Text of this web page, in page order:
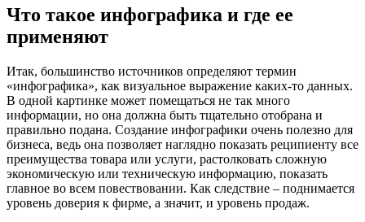
Что такое инфографика и где ее
применяют
Итак, большинство источников определяют термин
«инфографика», как визуальное выражение каких-то данных.
В одной картинке может помещаться не так много
информации, но она должна быть тщательно отобрана и
правильно подана. Создание инфографики очень полезно для
бизнеса, ведь она позволяет наглядно показать реципиенту все
преимущества товара или услуги, растолковать сложную
экономическую или техническую информацию, показать
главное во всем повествовании. Как следствие – поднимается
уровень доверия к фирме, а значит, и уровень продаж.